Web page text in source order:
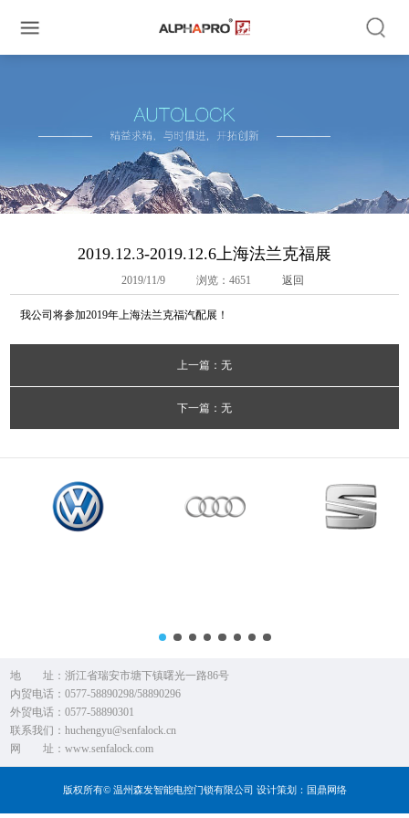
2019.12.3-2019.12.6上海法兰克福展
2019/11/9 浏览：4651 返回
我公司将参加2019年上海法兰克福汽配展！
上一篇：无
下一篇：无
地 址：浙江省瑞安市塘下镇曙光一路86号
内贸电话：0577-58890298/58890296
外贸电话：0577-58890301
联系我们：huchengyu@senfalock.cn
网 址：www.senfalock.com
版权所有© 温州森发智能电控门锁有限公司 设计策划： 国鼎网络